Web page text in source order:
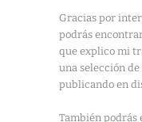
Gracias por
podrás
que explico mi
una selección de
publicando en
También